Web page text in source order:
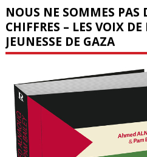
NOUS NE SOMMES PAS
CHIFFRES – LES VOIX DE
JEUNESSE DE GAZA